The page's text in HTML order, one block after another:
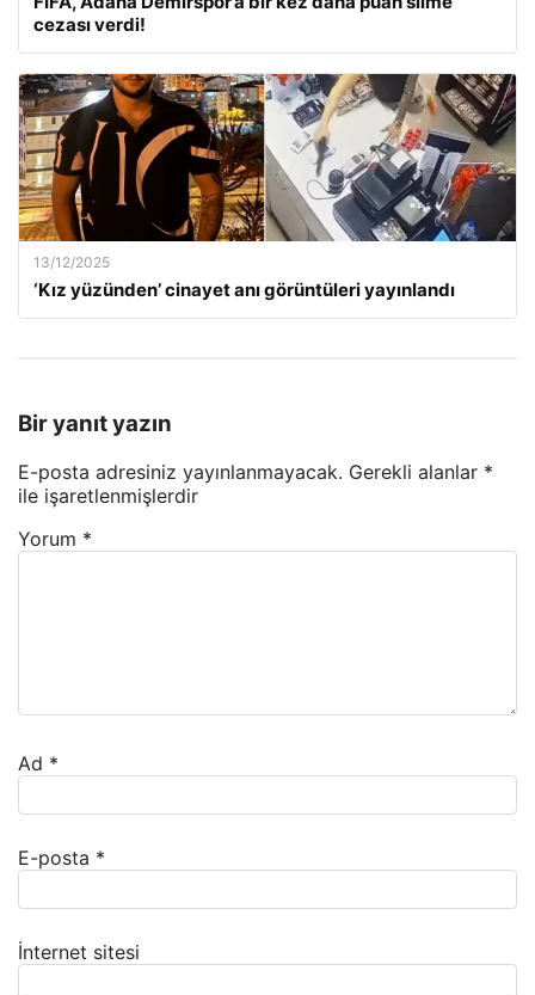
cezası verdi!
13/12/2025
‘Kız yüzünden’ cinayet anı görüntüleri yayınlandı
Bir yanıt yazın
E-posta adresiniz yayınlanmayacak. Gerekli alanlar *
ile işaretlenmişlerdir
Yorum *
Ad *
E-posta *
İnternet sitesi